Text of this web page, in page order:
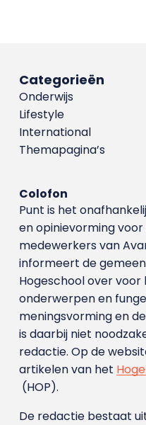
Categorieën
Onderwijs
Lifestyle
International
Themapagina’s
Colofon
Punt is het
en opinievorming
medewerkers van
informeert de
Hogeschool over
onderwerpen en
meningsvorming en
is daarbij niet
redactie. Op de
artikelen van het
(HOP).
De redactie bestaat